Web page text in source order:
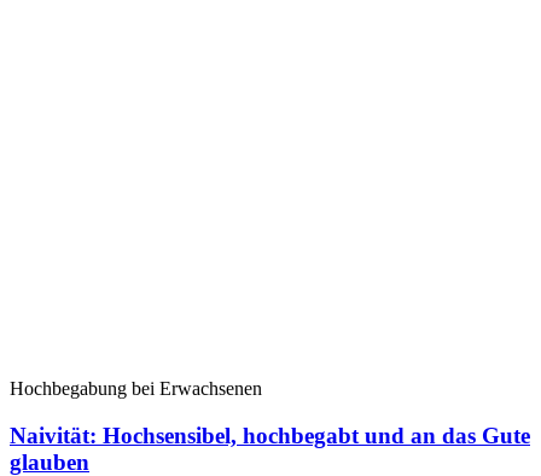
Hochbegabung bei Erwachsenen
Naivität: Hochsensibel, hochbegabt und an das Gute
glauben